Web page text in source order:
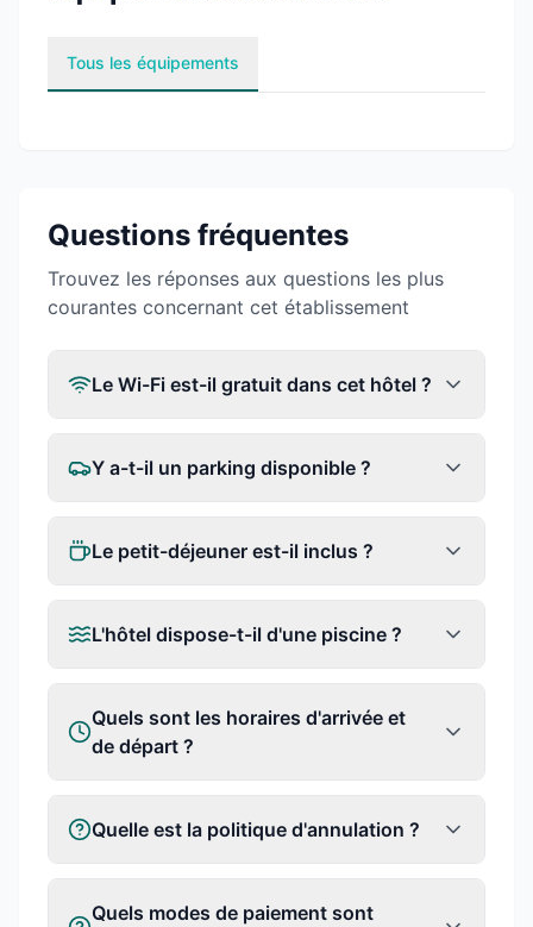
Tous les équipements
Questions fréquentes
Trouvez les réponses aux questions les plus
courantes concernant cet établissement
Le Wi-Fi est-il gratuit dans cet hôtel ?
Y a-t-il un parking disponible ?
Le petit-déjeuner est-il inclus ?
L'hôtel dispose-t-il d'une piscine ?
Quels sont les horaires d'arrivée et
de départ ?
Quelle est la politique d'annulation ?
Quels modes de paiement sont